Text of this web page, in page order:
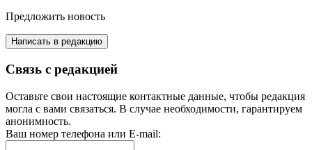
Предложить новость
Написать в редакцию
Связь с редакцией
Оставьте свои настоящие контактные данные, чтобы редакция
могла с вами связаться. В случае необходимости, гарантируем
анонимность.
Ваш номер телефона или E-mail: